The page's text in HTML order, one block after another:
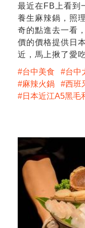
最近在FB上看到
養生麻辣鍋，照
奇的點進去一看
價的價格提供日
近，馬上揪了愛
台中美食
台中
麻辣火鍋
西班
日本近江A5黑毛